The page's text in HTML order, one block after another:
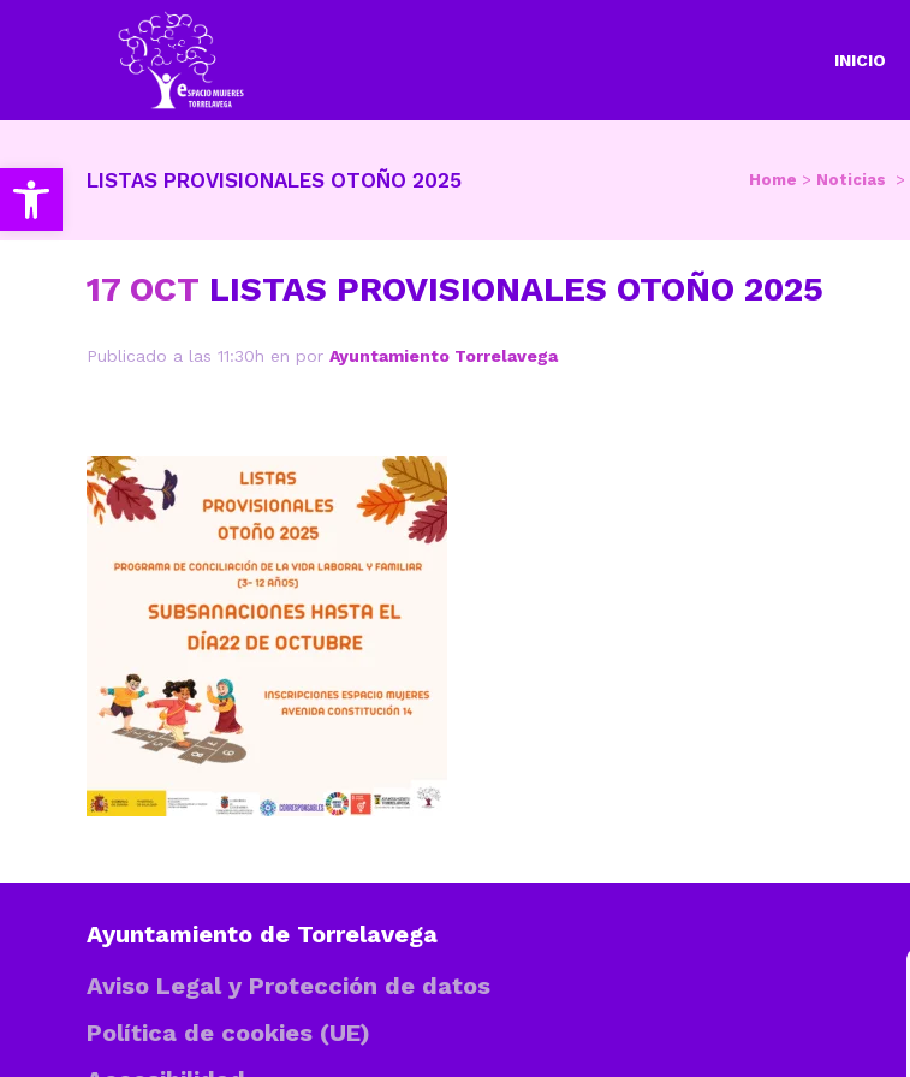
Abrir barra de herramientas
INICIO
LISTAS PROVISIONALES OTOÑO 2025 Home > Noticias >
17 OCT LISTAS PROVISIONALES OTOÑO 2025
Publicado a las 11:30h en por Ayuntamiento Torrelavega
Ayuntamiento de Torrelavega
Aviso Legal y Protección de datos
Política de cookies (UE)